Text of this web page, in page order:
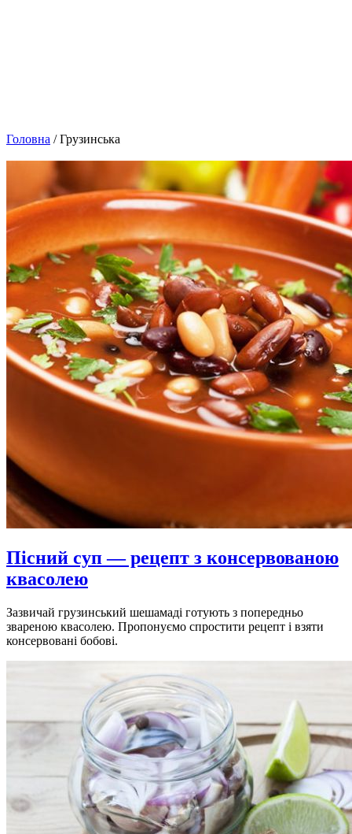
Головна / Грузинська
Пісний суп — рецепт з консервованою
квасолею
Зазвичай грузинський шешамаді готують з попередньо
звареною квасолею. Пропонуємо спростити рецепт і взяти
консервовані бобові.